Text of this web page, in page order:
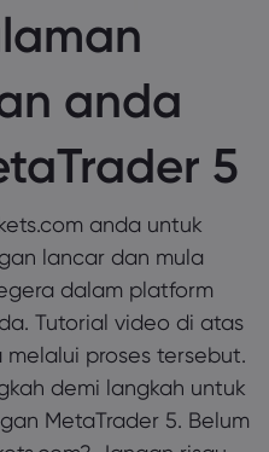
anda
5
anda untuk
lancar dan mula
dalam platform
Tutorial video di atas
proses tersebut.
demi langkah untuk
MetaTrader 5. Belum